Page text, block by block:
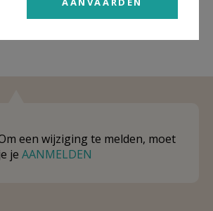
een wijziging te melden, moet
je AANMELDEN